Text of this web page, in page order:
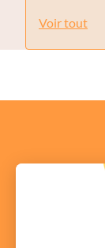
Voir tout
des
au